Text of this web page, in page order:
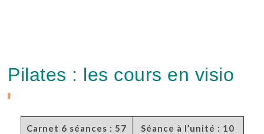
Pilates : les cours en visio
Carnet 6 séances : 57
Séance à l’unité : 10